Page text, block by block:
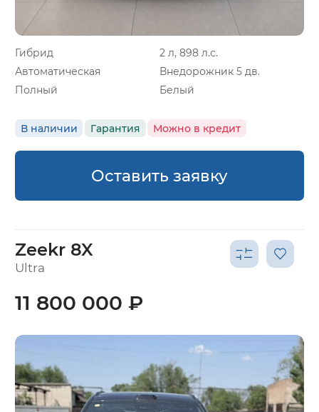
Гибрид
2 л, 898 л.с.
Автоматическая
Внедорожник 5 дв.
Полный
Белый
В наличии Гарантия Можно в кредит
Оставить заявку
Zeekr 8X
Ultra
11 800 000 ₽